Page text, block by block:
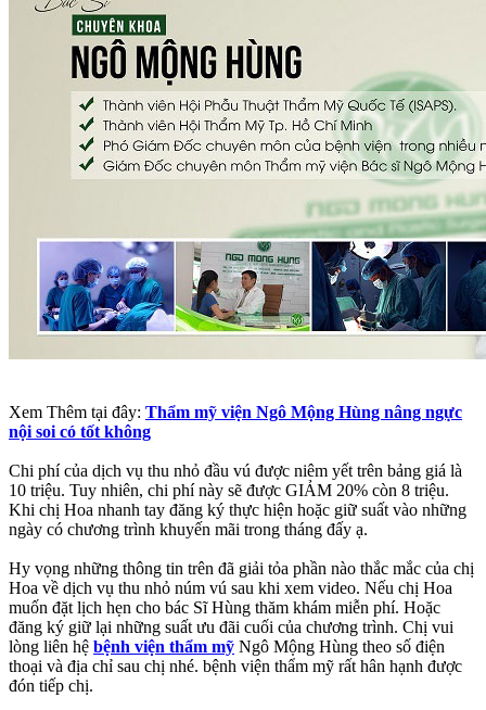
Xem Thêm tại đây: Thẩm mỹ viện Ngô Mộng Hùng nâng ngực
nội soi có tốt không
Chi phí của dịch vụ thu nhỏ đầu vú được niêm yết trên bảng giá là
10 triệu. Tuy nhiên, chi phí này sẽ được GIẢM 20% còn 8 triệu.
Khi chị Hoa nhanh tay đăng ký thực hiện hoặc giữ suất vào những
ngày có chương trình khuyến mãi trong tháng đấy ạ.
Hy vọng những thông tin trên đã giải tỏa phần nào thắc mắc của chị
Hoa về dịch vụ thu nhỏ núm vú sau khi xem video. Nếu chị Hoa
muốn đặt lịch hẹn cho bác Sĩ Hùng thăm khám miễn phí. Hoặc
đăng ký giữ lại những suất ưu đãi cuối của chương trình. Chị vui
lòng liên hệ bệnh viện thẩm mỹ Ngô Mộng Hùng theo số điện
thoại và địa chỉ sau chị nhé. bệnh viện thẩm mỹ rất hân hạnh được
đón tiếp chị.